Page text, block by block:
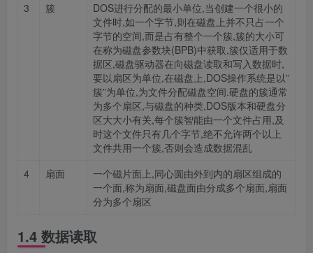
3
簇
DOS进行分配的最小单位,当创建一个很小的
文件时,如一个字节,则在磁盘上并不只占一个
字节的空间,而是占有整个一个簇,簇的大小可
在称为磁盘参数块(BPB)中获取,簇仅适用于数
据区,磁盘驱动器在向磁盘读取和写入数据时,
要以扇区为单位,在磁盘上,DOS操作系统是以”
簇”为单位,为文件分配磁盘空间.硬盘的簇通常
为多个扇区,与磁盘的种类,DOS版本和硬盘分
区大大小有关,每个簇智能由一个文件占用,及
时这个文件只有几个字节,绝不允许两个以上
文件共用一个簇,否则会造成数据混乱
4
扇面
一个磁片面上,同心圆由外到内的扇区组成的
一个面,称为扇面,磁盘面由分成多个扇面,扇面
分为多个扇区
1.4 数据读取